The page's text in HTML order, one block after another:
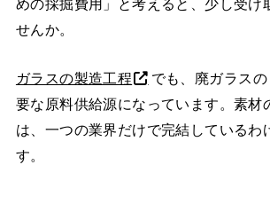
せんか。
ガラスの製造工程
でも、廃ガラス
要な原料供給源になっています。素材
は、一つの業界だけで完結しているわ
す。